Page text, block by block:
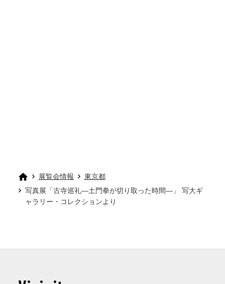
展覧会情報
東京都
写真展「古寺巡礼―土門拳が切り取った時間―」 写大ギ
ャラリー・コレクションより